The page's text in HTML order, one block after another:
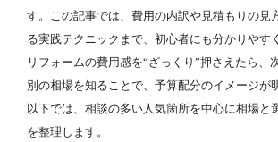
す。この記事では、費用の内訳や見積もりの見
る実践テクニックまで、初心者にも分かりやす
リフォームの費用感を“ざっくり”押さえたら、
別の相場を知ることで、予算配分のイメージが
以下では、相談の多い人気箇所を中心に相場と
を整理します。